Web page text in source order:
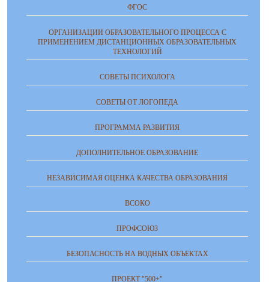
ФГОС
ОРГАНИЗАЦИИ ОБРАЗОВАТЕЛЬНОГО ПРОЦЕССА С
ПРИМЕНЕНИЕМ ДИСТАНЦИОННЫХ ОБРАЗОВАТЕЛЬНЫХ
ТЕХНОЛОГИЙ
СОВЕТЫ ПСИХОЛОГА
СОВЕТЫ ОТ ЛОГОПЕДА
ПРОГРАММА РАЗВИТИЯ
ДОПОЛНИТЕЛЬНОЕ ОБРАЗОВАНИЕ
НЕЗАВИСИМАЯ ОЦЕНКА КАЧЕСТВА ОБРАЗОВАНИЯ
ВСОКО
ПРОФСОЮЗ
БЕЗОПАСНОСТЬ НА ВОДНЫХ ОБЪЕКТАХ
ПРОЕКТ "500+"